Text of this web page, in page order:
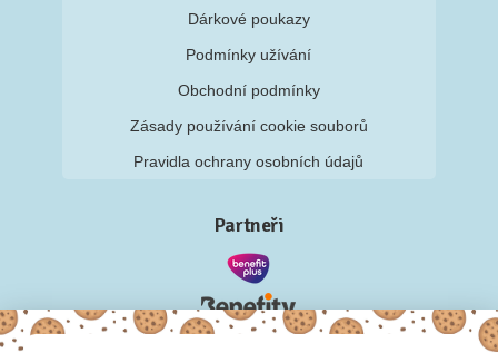
Dárkové poukazy
Podmínky užívání
Obchodní podmínky
Zásady používání cookie souborů
Pravidla ochrany osobních údajů
Partneři